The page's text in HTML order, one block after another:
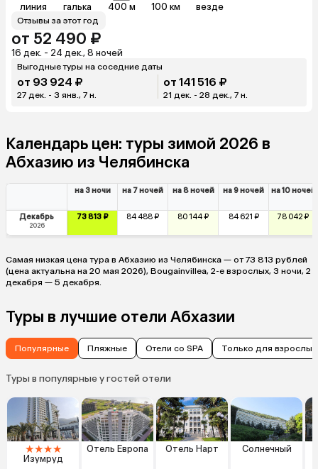
линия галька 400 м 100 км везде
Отзывы за этот год
от 52 490 ₽
16 дек. - 24 дек., 8 ночей
Выгодные туры на соседние даты
от 93 924 ₽
27 дек. - 3 янв., 7 н.
от 141 516 ₽
21 дек. - 28 дек., 7 н.
Календарь цен: туры зимой 2026 в
Абхазию из Челябинска
на 3 ночи на 7 ночей на 8 ночей на 9 ночей на 10 ночей
Декабрь
2026
73 813 ₽ 84 488 ₽ 80 144 ₽ 84 621 ₽ 78 042 ₽
Самая низкая цена тура в Абхазию из Челябинска — от 73 813 рублей
(цена актуальна на 20 мая 2026), Bougainvillea, 2-е взрослых, 3 ночи, 2
декабря — 5 декабря.
Туры в лучшие отели Абхазии
Популярные Пляжные Отели со SPA Только для взрослых
Туры в популярные у гостей отели
★★★★
Изумруд
Отель Европа Отель Нарт
Солнечный